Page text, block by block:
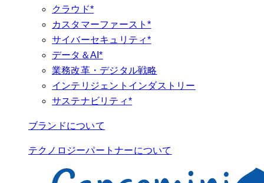
クラウド*
カスタマーファースト*
サイバーセキュリティ*
データ＆AI*
業務改革・デジタル戦略
インテリジェントインダストリー
サステナビリティ*
ブランドについて
テクノロジーパートナーについて